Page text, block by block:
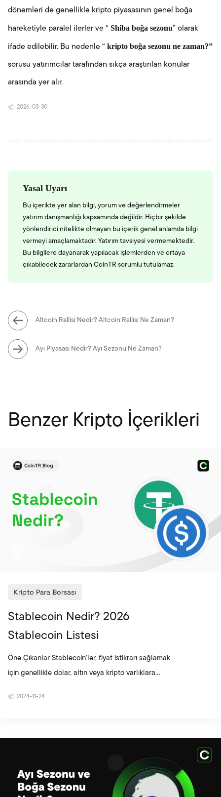
dönemleri de genellikle kripto piyasasının genel boğa
hareketiyle paralel ilerler ve “ Shiba boğa sezonu” olarak
ifade edilebilir. Bu nedenle “ kripto boğa sezonu ne zaman?”
sorusu yatırımcılar tarafından sıkça araştırılan konular
arasında yer alır.
2026-03-30
Yasal Uyarı
Bu içerikte yer alan bilgi, yorum ve değerlendirmeler
yatırım danışmanlığı kapsamında değildir. Hiçbir şekilde
yönlendirici nitelikte olmayan bu içerik genel anlamda bilgi
vermeyi amaçlamaktadır. Yatırım tavsiyesi vermemektedir.
Bu bilgilere dayanarak yapılacak işlemlerden ve ortaya
çıkabilecek zararlardan CoinTR sorumlu tutulamaz.
Altcoin Rallisi Nedir? Altcoin Rallisi Ne Zaman?
Ayı Piyasası Nedir? Ayı Sezonu Ne Zaman?
Benzer Kripto İçerikleri
Kripto Para Borsası
Stablecoin Nedir? 2026
Stablecoin Listesi
Öne Çıkanlar Stablecoin’ler, fiyat istikrarı sağlamak
için genellikle dolar, altın veya kripto varlıklara
piyasalarda denge aracı olarak kullanılırken aynı
zamanda hızlı ve düşük maliye
2024-11-24